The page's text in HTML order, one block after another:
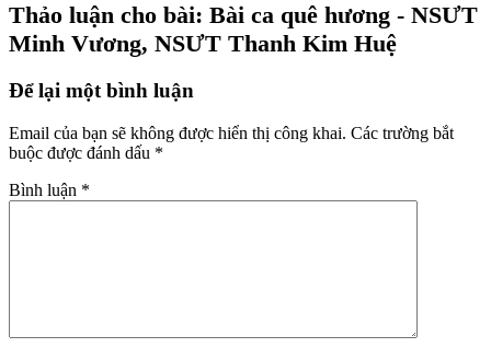
Thảo luận cho bài: Bài ca quê hương - NSƯT
Minh Vương, NSƯT Thanh Kim Huệ
Để lại một bình luận
Email của bạn sẽ không được hiển thị công khai. Các trường bắt
buộc được đánh dấu *
Bình luận *